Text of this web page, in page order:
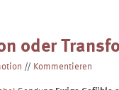
oder
// Kommentieren